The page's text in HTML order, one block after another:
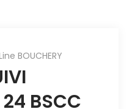
BOUCHERY
24 BSCC